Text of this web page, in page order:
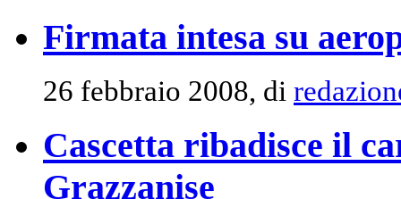
Firmata intesa su
26 febbraio 2008, di
Cascetta ribadisce il
Grazzanise